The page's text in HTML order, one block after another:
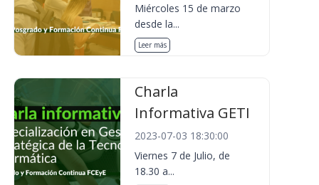
Miércoles 15 de marzo
desde la...
Leer más
Charla
Informativa GETI
2023-07-03 18:30:00
Viernes 7 de Julio, de
18.30 a...